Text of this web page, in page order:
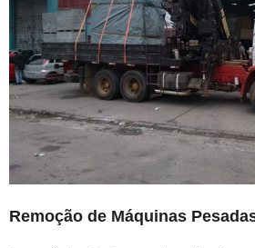
Remoção de Máquinas